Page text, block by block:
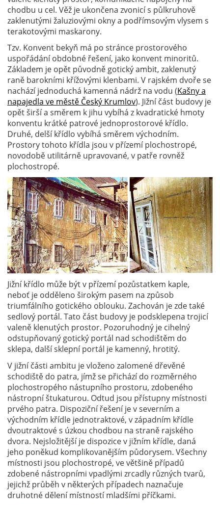
chodbu u cel. Věž je ukončena zvonicí s půlkruhově
zaklenutými žaluziovými okny a podřímsovým vlysem s
terakotovými maskarony.
Tzv. Konvent bekyň má po stránce prostorového
uspořádání obdobné řešení, jako konvent minoritů.
Základem je opět původně gotický ambit, zaklenutý
raně barokními křížovými klenbami. V rajském dvoře se
nachází jednoduchá kamenná nádrž na vodu (Kašny a
napajedla ve městě Český Krumlov). Jižní část budovy je
opět širší a směrem k jihu vybíhá z kvadratické hmoty
konventu krátké patrové jednoprostorové křídlo.
Druhé, delší křídlo vybíhá směrem východním.
Prostory tohoto křídla jsou v přízemí plochostropé,
novodobě utilitárně upravované, v patře rovněž
plochostropé.
Jižní křídlo může být v přízemí pozůstatkem kaple,
neboť je odděleno širokým pasem na způsob
triumfálního gotického oblouku. Zachován je zde také
sedlový portál. Tato část budovy je podsklepena trojicí
valeně klenutých prostor. Pozoruhodný je cihelný
odstupňovaný gotický portál nad schodištěm do
sklepa, další sklepní portál je kamenný, hrotitý.
V jižní části ambitu je vloženo zalomené dřevěné
schodiště do patra, jímž se přichází do rozměrného
plochostropého nástupního prostoru, zdobeného
nástropní štukaturou. Odtud jsou přístupny místnosti
prvého patra. Dispoziční řešení je v severním a
východním křídle jednotraktové, v západním křídle
dvoutraktové s úzkou chodbou na straně rajského
dvora. Nejsložitější je dispozice v jižním křídle, daná
jeho poněkud komplikovanějším půdorysem. Všechny
místnosti jsou plochostropé, ve většině případů
zdobené nástropními vpadlými zrcadly různých tvarů,
jejichž průběh v některých případech naznačuje
druhotné dělení místností mladšími příčkami.